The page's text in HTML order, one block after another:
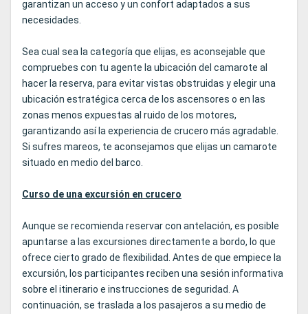
garantizan un acceso y un confort adaptados a sus
necesidades.
Sea cual sea la categoría que elijas, es aconsejable que
compruebes con tu agente la ubicación del camarote al
hacer la reserva, para evitar vistas obstruidas y elegir una
ubicación estratégica cerca de los ascensores o en las
zonas menos expuestas al ruido de los motores,
garantizando así la experiencia de crucero más agradable.
Si sufres mareos, te aconsejamos que elijas un camarote
situado en medio del barco.
Curso de una excursión en crucero
Aunque se recomienda reservar con antelación, es posible
apuntarse a las excursiones directamente a bordo, lo que
ofrece cierto grado de flexibilidad. Antes de que empiece la
excursión, los participantes reciben una sesión informativa
sobre el itinerario e instrucciones de seguridad. A
continuación, se traslada a los pasajeros a su medio de